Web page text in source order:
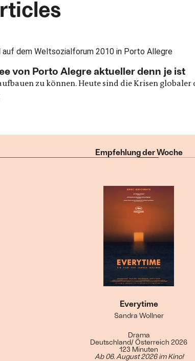
von Porto Alegre aktueller denn je ist
zu können. Heute sind die Krisen
Empfehlung der Woche
Everytime
Sandra Wollner
Drama
Deutschland/ Österreich 2026
123 Minuten
Ab 06. August 2026 im Kino!